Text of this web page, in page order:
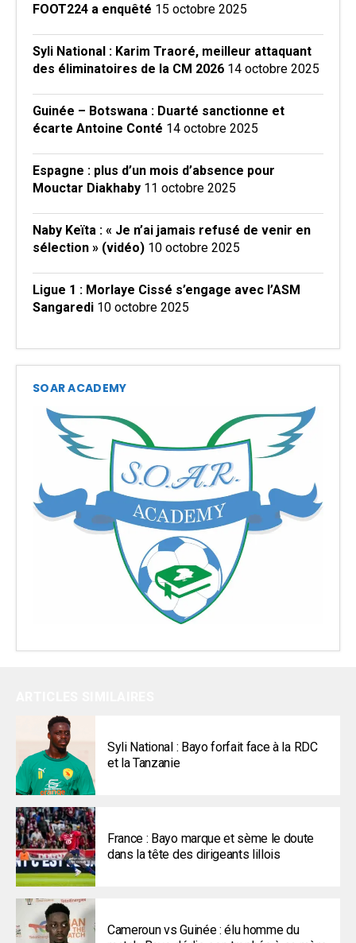
FOOT224 a enquêté 15 octobre 2025
Syli National : Karim Traoré, meilleur attaquant
des éliminatoires de la CM 2026 14 octobre 2025
Guinée – Botswana : Duarté sanctionne et
écarte Antoine Conté 14 octobre 2025
Espagne : plus d’un mois d’absence pour
Mouctar Diakhaby 11 octobre 2025
Naby Keïta : « Je n’ai jamais refusé de venir en
sélection » (vidéo) 10 octobre 2025
Ligue 1 : Morlaye Cissé s’engage avec l’ASM
Sangaredi 10 octobre 2025
SOAR ACADEMY
Syli National : Bayo forfait face à la RDC
et la Tanzanie
France : Bayo marque et sème le doute
dans la tête des dirigeants lillois
Cameroun vs Guinée : élu homme du